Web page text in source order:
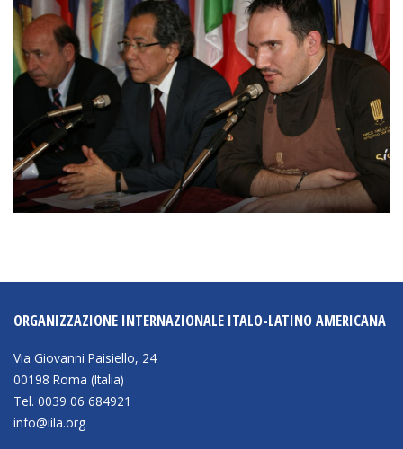
ORGANIZZAZIONE INTERNAZIONALE ITALO-LATINO AMERICANA
Via Giovanni Paisiello, 24
00198 Roma (Italia)
Tel. 0039 06 684921
info@iila.org